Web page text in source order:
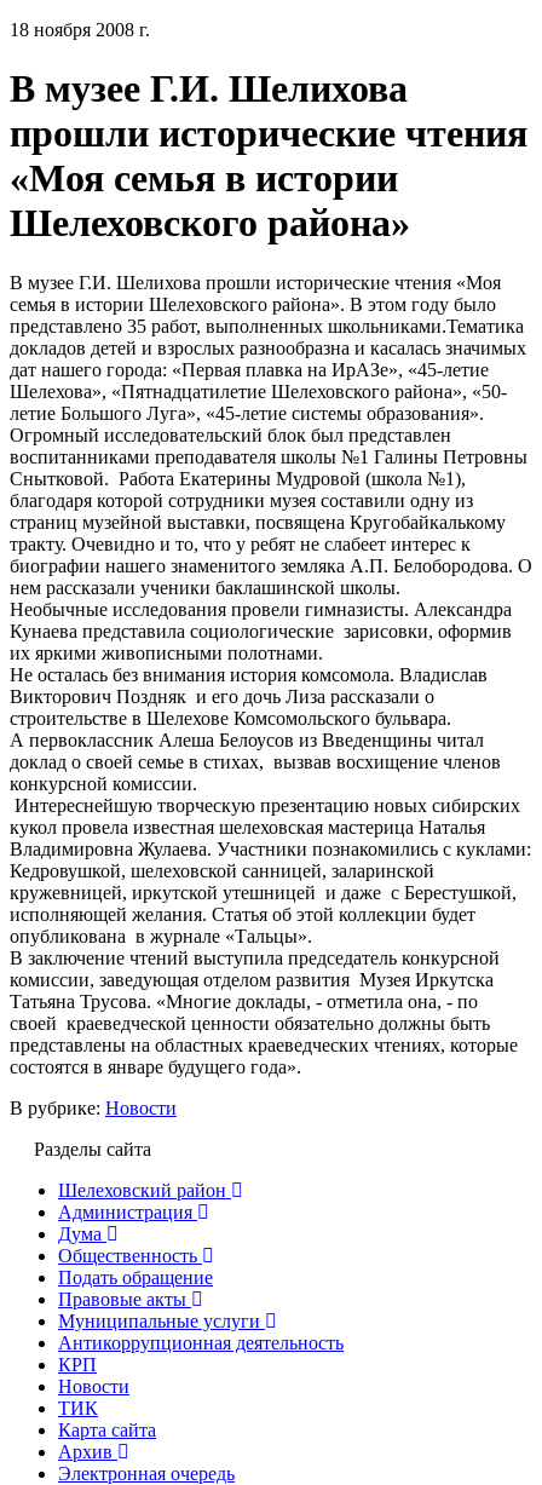
18 ноября 2008 г.
В музее Г.И. Шелихова
прошли исторические чтения
«Моя семья в истории
Шелеховского района»
В музее Г.И. Шелихова прошли исторические чтения «Моя
семья в истории Шелеховского района». В этом году было
представлено 35 работ, выполненных школьниками.Тематика
докладов детей и взрослых разнообразна и касалась значимых
дат нашего города: «Первая плавка на ИрАЗе», «45-летие
Шелехова», «Пятнадцатилетие Шелеховского района», «50-
летие Большого Луга», «45-летие системы образования».
Огромный исследовательский блок был представлен
воспитанниками преподавателя школы №1 Галины Петровны
Снытковой. Работа Екатерины Мудровой (школа №1),
благодаря которой сотрудники музея составили одну из
страниц музейной выставки, посвящена Кругобайкалькому
тракту. Очевидно и то, что у ребят не слабеет интерес к
биографии нашего знаменитого земляка А.П. Белобородова. О
нем рассказали ученики баклашинской школы.
Необычные исследования провели гимназисты. Александра
Кунаева представила социологические зарисовки, оформив
их яркими живописными полотнами.
Не осталась без внимания история комсомола. Владислав
Викторович Поздняк и его дочь Лиза рассказали о
строительстве в Шелехове Комсомольского бульвара.
А первоклассник Алеша Белоусов из Введенщины читал
доклад о своей семье в стихах, вызвав восхищение членов
конкурсной комиссии.
Интереснейшую творческую презентацию новых сибирских
кукол провела известная шелеховская мастерица Наталья
Владимировна Жулаева. Участники познакомились с куклами:
Кедровушкой, шелеховской санницей, заларинской
кружевницей, иркутской утешницей и даже с Берестушкой,
исполняющей желания. Статья об этой коллекции будет
опубликована в журнале «Тальцы».
В заключение чтений выступила председатель конкурсной
комиссии, заведующая отделом развития Музея Иркутска
Татьяна Трусова. «Многие доклады, - отметила она, - по
своей краеведческой ценности обязательно должны быть
представлены на областных краеведческих чтениях, которые
состоятся в январе будущего года».
В рубрике: Новости
Разделы сайта
Шелеховский район
Администрация
Дума
Общественность
Подать обращение
Правовые акты
Муниципальные услуги
Антикоррупционная деятельность
КРП
Новости
ТИК
Карта сайта
Архив
Электронная очередь